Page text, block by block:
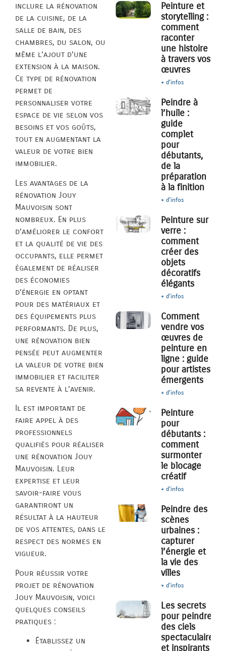
inclure la rénovation
de la cuisine, de la
salle de bain, des
chambres, du salon, ou
même l’ajout d’une
extension à la maison.
Ce type de rénovation
permet de
personnaliser votre
espace de vie selon vos
besoins et vos goûts,
tout en augmentant la
valeur de votre bien
immobilier.
Les avantages de la
rénovation Jouy
Mauvoisin sont
nombreux. En plus
d’améliorer le confort
et la qualité de vie des
occupants, elle permet
également de réaliser
des économies
d’énergie en optant
pour des matériaux et
des équipements plus
performants. De plus,
une rénovation bien
pensée peut augmenter
la valeur de votre bien
immobilier et faciliter
sa revente à l’avenir.
Il est important de
faire appel à des
professionnels
qualifiés pour réaliser
une rénovation Jouy
Mauvoisin. Leur
expertise et leur
savoir-faire vous
garantiront un
résultat à la hauteur
de vos attentes, dans le
respect des normes en
vigueur.
Pour réussir votre
projet de rénovation
Jouy Mauvoisin, voici
quelques conseils
pratiques :
Établissez un
Peinture et
storytelling :
comment
raconter
une histoire
à travers vos
œuvres
+ d'infos
Peindre à
l’huile :
guide
complet
pour
débutants,
de la
préparation
à la finition
+ d'infos
Peinture sur
verre :
comment
créer des
objets
décoratifs
élégants
+ d'infos
Comment
vendre vos
œuvres de
peinture en
ligne : guide
pour artistes
émergents
+ d'infos
Peinture
pour
débutants :
comment
surmonter
le blocage
créatif
+ d'infos
Peindre des
scènes
urbaines :
capturer
l’énergie et
la vie des
villes
+ d'infos
Les secrets
pour peindre
des ciels
spectaculaires
et inspirants